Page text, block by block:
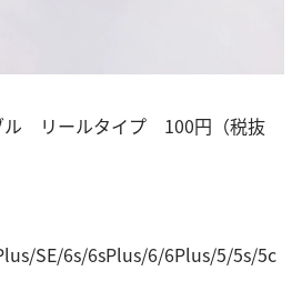
リールタイプ 100円（税抜
SE/6s/6sPlus/6/6Plus/5/5s/5c